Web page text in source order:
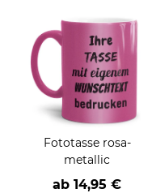
Fototasse rosa-
metallic
ab 14,95 €